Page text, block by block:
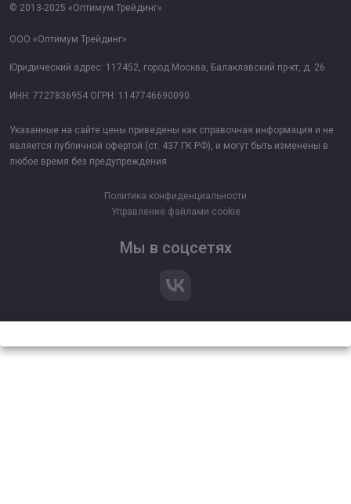
© 2013-2025 «Оптимум Трейдинг»
ООО «Оптимум Трейдинг»
Юридический адрес: 117452, город Москва, Балаклавский пр-кт, д. 26
ИНН: 7727836954 ОГРН: 1147746690090
Указанные на сайте цены приведены как справочная информация и не
является публичной офертой (ст. 437 ГК РФ), и могут быть изменены в
любое время без предупреждения.
Политика конфиденциальности
Управление файлами cookie
Мы в соцсетях